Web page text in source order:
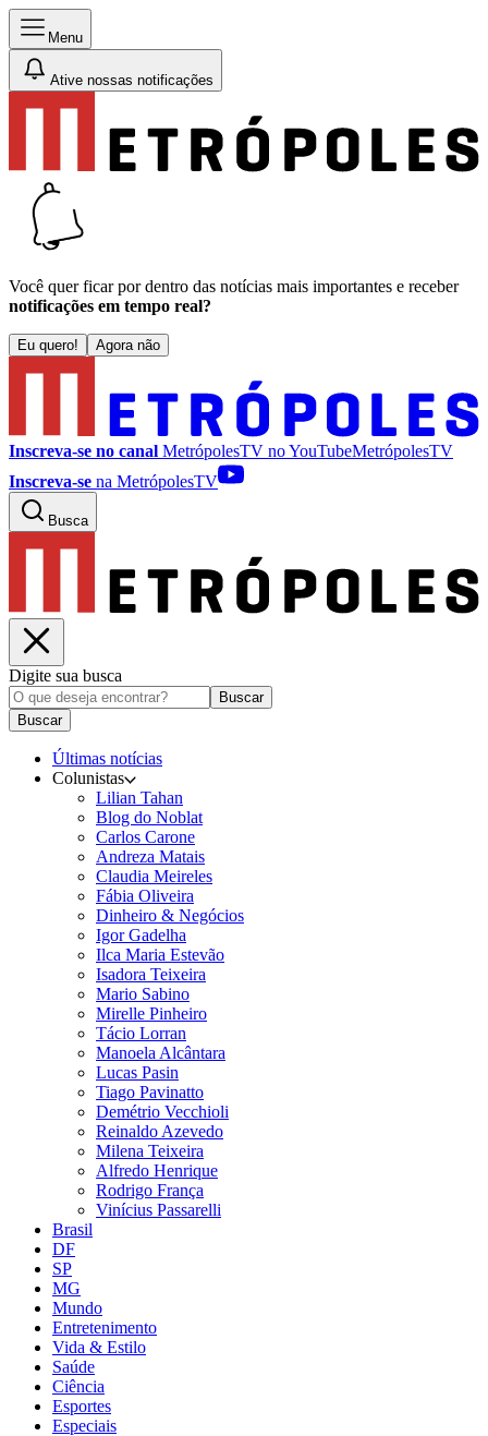
Menu
Ative nossas notificações
Você quer ficar por dentro das notícias mais importantes e receber
notificações em tempo real?
Eu quero! Agora não
Inscreva-se no canal MetrópolesTV noYouTubeMetrópolesTV
Inscreva-se na MetrópolesTV
Busca
Digite sua busca
Buscar
Buscar
Últimas notícias
Colunistas
Lilian Tahan
Blog do Noblat
Carlos Carone
Andreza Matais
Claudia Meireles
Fábia Oliveira
Dinheiro & Negócios
Igor Gadelha
Ilca Maria Estevão
Isadora Teixeira
Mario Sabino
Mirelle Pinheiro
Tácio Lorran
Manoela Alcântara
Lucas Pasin
Tiago Pavinatto
Demétrio Vecchioli
Reinaldo Azevedo
Milena Teixeira
Alfredo Henrique
Rodrigo França
Vinícius Passarelli
Brasil
DF
SP
MG
Mundo
Entretenimento
Vida & Estilo
Saúde
Ciência
Esportes
Especiais